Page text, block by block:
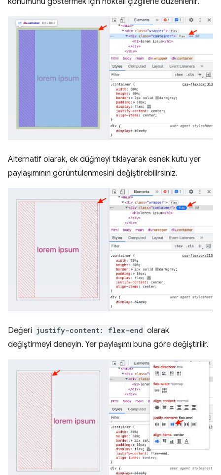
Alternatif olarak, ek düğmeyi tıklayarak esnek kutu yer
paylaşımının görüntülenmesini değiştirebilirsiniz.
Değeri justify-content: flex-end olarak
değiştirmeyi deneyin. Yer paylaşımı buna göre değiştirilir.